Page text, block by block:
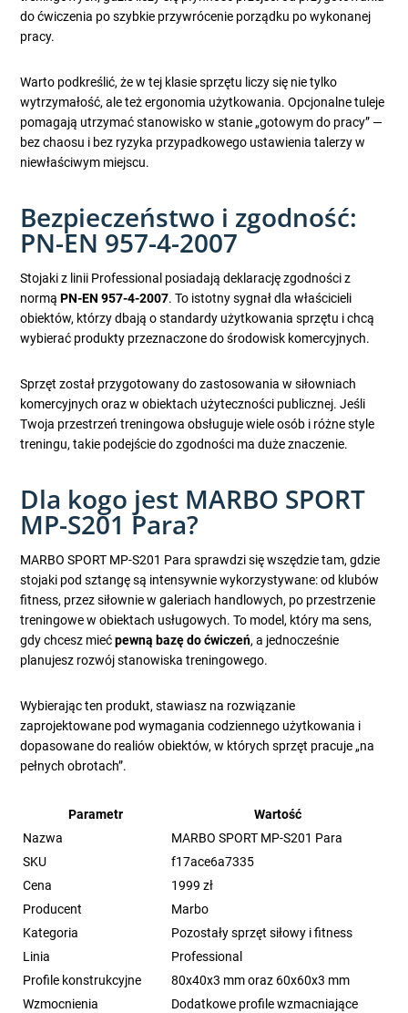
do ćwiczenia po szybkie przywrócenie porządku po wykonanej
pracy.
Warto podkreślić, że w tej klasie sprzętu liczy się nie tylko
wytrzymałość, ale też ergonomia użytkowania. Opcjonalne tuleje
pomagają utrzymać stanowisko w stanie „gotowym do pracy” —
bez chaosu i bez ryzyka przypadkowego ustawienia talerzy w
niewłaściwym miejscu.
Bezpieczeństwo i zgodność:
PN-EN 957-4-2007
Stojaki z linii Professional posiadają deklarację zgodności z
normąPN-EN 957-4-2007. To istotny sygnał dla właścicieli
obiektów, którzy dbają o standardy użytkowania sprzętu i chcą
wybierać produkty przeznaczone do środowisk komercyjnych.
Sprzęt został przygotowany do zastosowania w siłowniach
komercyjnych oraz w obiektach użyteczności publicznej. Jeśli
Twoja przestrzeń treningowa obsługuje wiele osób i różne style
treningu, takie podejście do zgodności ma duże znaczenie.
Dla kogo jest MARBO SPORT
MP-S201 Para?
MARBO SPORT MP-S201 Para sprawdzi się wszędzie tam, gdzie
stojaki pod sztangę są intensywnie wykorzystywane: od klubów
fitness, przez siłownie w galeriach handlowych, po przestrzenie
treningowe w obiektach usługowych. To model, który ma sens,
gdy chcesz miećpewną bazę do ćwiczeń, a jednocześnie
planujesz rozwój stanowiska treningowego.
Wybierając ten produkt, stawiasz na rozwiązanie
zaprojektowane pod wymagania codziennego użytkowania i
dopasowane do realiów obiektów, w których sprzęt pracuje „na
pełnych obrotach”.
Parametr
Wartość
Nazwa
MARBO SPORT MP-S201 Para
SKU
f17ace6a7335
Cena
1999 zł
Producent
Marbo
Kategoria
Pozostały sprzęt siłowy i fitness
Linia
Professional
Profile konstrukcyjne
80x40x3 mm oraz 60x60x3 mm
Wzmocnienia
Dodatkowe profile wzmacniające